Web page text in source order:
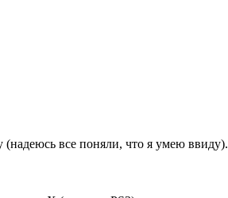
все поняли, что я умею ввиду).